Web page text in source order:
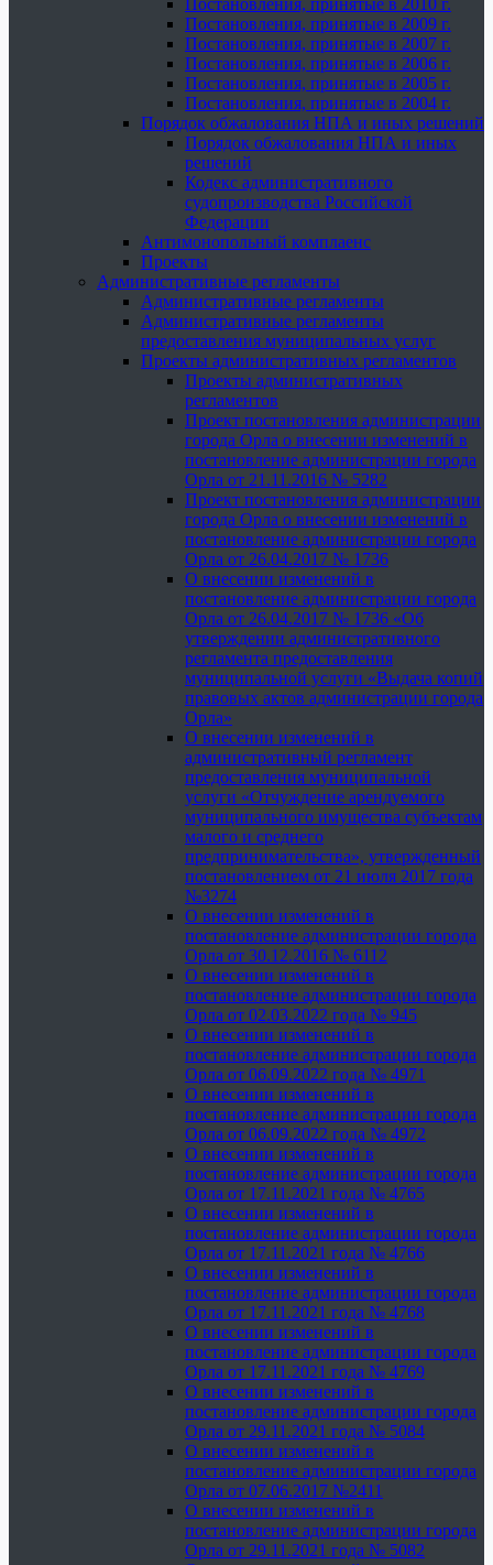
Постановления, принятые в 2010 г.
Постановления, принятые в 2009 г.
Постановления, принятые в 2007 г.
Постановления, принятые в 2006 г.
Постановления, принятые в 2005 г.
Постановления, принятые в 2004 г.
Порядок обжалования НПА и иных решений
Порядок обжалования НПА и иных
решений
Кодекс административного
судопроизводства Российской
Федерации
Антимонопольный комплаенс
Проекты
Административные регламенты
Административные регламенты
Административные регламенты
предоставления муниципальных услуг
Проекты административных регламентов
Проекты административных
регламентов
Проект постановления администрации
города Орла о внесении изменений в
постановление администрации города
Орла от 21.11.2016 № 5282
Проект постановления администрации
города Орла о внесении изменений в
постановление администрации города
Орла от 26.04.2017 № 1736
О внесении изменений в
постановление администрации города
Орла от 26.04.2017 № 1736 «Об
утверждении административного
регламента предоставления
муниципальной услуги «Выдача копий
правовых актов администрации города
Орла»
О внесении изменений в
административный регламент
предоставления муниципальной
услуги «Отчуждение арендуемого
муниципального имущества субъектам
малого и среднего
предпринимательства», утвержденный
постановлением от 21 июля 2017 года
№3274
О внесении изменений в
постановление администрации города
Орла от 30.12.2016 № 6112
О внесении изменений в
постановление администрации города
Орла от 02.03.2022 года № 945
О внесении изменений в
постановление администрации города
Орла от 06.09.2022 года № 4971
О внесении изменений в
постановление администрации города
Орла от 06.09.2022 года № 4972
О внесении изменений в
постановление администрации города
Орла от 17.11.2021 года № 4765
О внесении изменений в
постановление администрации города
Орла от 17.11.2021 года № 4766
О внесении изменений в
постановление администрации города
Орла от 17.11.2021 года № 4768
О внесении изменений в
постановление администрации города
Орла от 17.11.2021 года № 4769
О внесении изменений в
постановление администрации города
Орла от 29.11.2021 года № 5084
О внесении изменений в
постановление администрации города
Орла от 07.06.2017 №2411
О внесении изменений в
постановление администрации города
Орла от 29.11.2021 года № 5082